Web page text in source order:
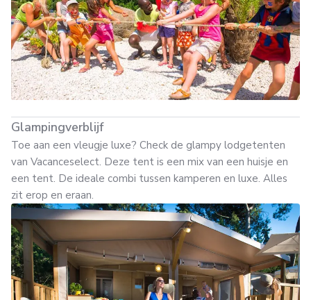
Glampingverblijf
Toe aan een vleugje luxe? Check de glampy lodgetenten
van Vacanceselect. Deze tent is een mix van een huisje en
een tent. De ideale combi tussen kamperen en luxe. Alles
zit erop en eraan.